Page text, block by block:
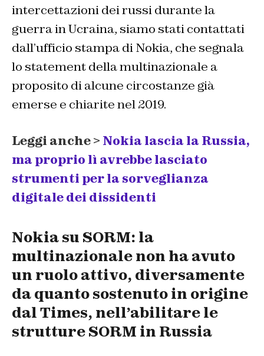
intercettazioni dei russi durante la
guerra in Ucraina, siamo stati contattati
dall’ufficio stampa di Nokia, che segnala
lo statement della multinazionale a
proposito di alcune circostanze già
emerse e chiarite nel 2019.
Leggi anche > Nokia lascia la Russia,
ma proprio lì avrebbe lasciato
strumenti per la sorveglianza
digitale dei dissidenti
Nokia su SORM: la
multinazionale non ha avuto
un ruolo attivo, diversamente
da quanto sostenuto in origine
dal Times, nell’abilitare le
strutture SORM in Russia